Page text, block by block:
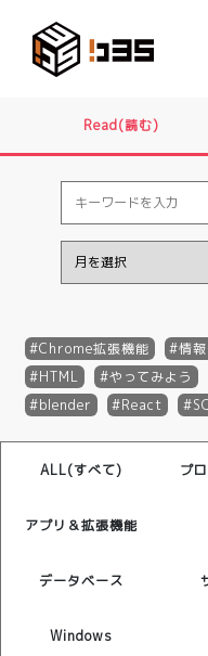
Read(読む)
Chrome拡張機能 情
HTML
やってみよう
blender
React
ALL(すべて) プ
アプリ＆拡張機能
データベース
Windows